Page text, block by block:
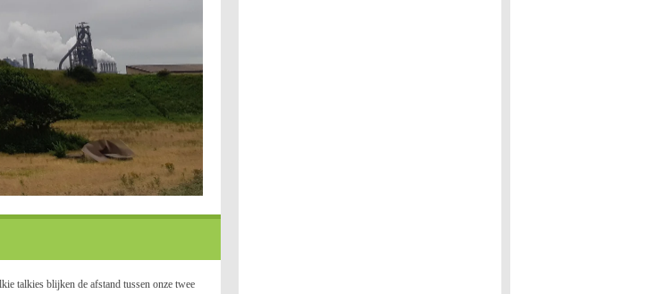
talkies blijken de afstand tussen onze twee